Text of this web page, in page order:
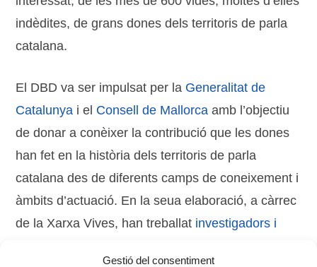
Gestió del consentiment
indèdites, de grans dones dels territoris de parla
catalana.
El DBD va ser impulsat per la Generalitat de
Catalunya i el Consell de Mallorca amb l’objectiu
de donar a conèixer la contribució que les dones
han fet en la història dels territoris de parla
catalana des de diferents camps de coneixement i
àmbits d’actuació. En la seua elaboració, a càrrec
de la Xarxa Vives, han treballat investigadors i